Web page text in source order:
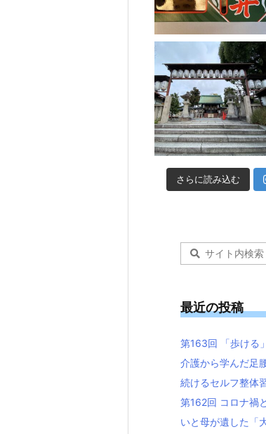
さらに読み込む
最近の投稿
第163回 「歩ける
介護から学んだ足
続けるセルフ整体
第162回 コロナ禍
いと母が遺した「